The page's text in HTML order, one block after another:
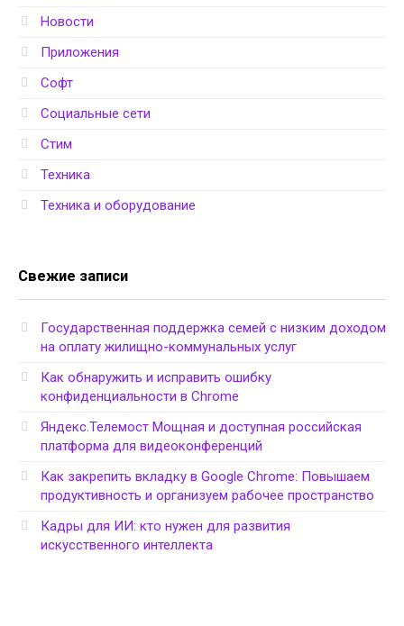
Новости
Приложения
Софт
Социальные сети
Стим
Техника
Техника и оборудование
Свежие записи
Государственная поддержка семей с низким доходом
на оплату жилищно-коммунальных услуг
Как обнаружить и исправить ошибку
конфиденциальности в Chrome
Яндекс.Телемост Мощная и доступная российская
платформа для видеоконференций
Как закрепить вкладку в Google Chrome: Повышаем
продуктивность и организуем рабочее пространство
Кадры для ИИ: кто нужен для развития
искусственного интеллекта